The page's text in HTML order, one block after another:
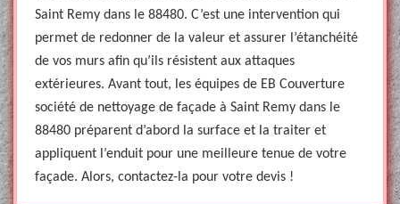
Saint Remy dans le 88480. C’est une intervention qui
permet de redonner de la valeur et assurer l’étanchéité
de vos murs afin qu’ils résistent aux attaques
extérieures. Avant tout, les équipes de EB Couverture
société de nettoyage de façade à Saint Remy dans le
88480 préparent d’abord la surface et la traiter et
appliquent l’enduit pour une meilleure tenue de votre
façade. Alors, contactez-la pour votre devis !